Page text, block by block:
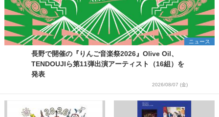
ニュース
長野で開催の『りんご音楽祭2026』Olive Oil、
TENDOUJIら第11弾出演アーティスト（16組）を
発表
2026/08/07 (金)